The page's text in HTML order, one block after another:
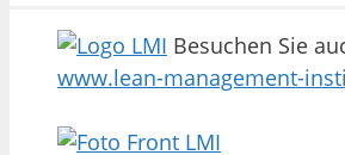
Besuchen Sie
www.lean-management-